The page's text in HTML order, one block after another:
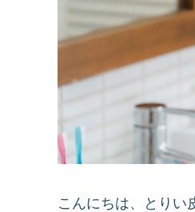
こんにちは、とりい